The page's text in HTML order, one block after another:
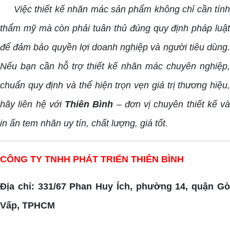
Việc thiết kế nhãn mác sản phẩm không chỉ cần tính
thẩm mỹ mà còn phải tuân thủ đúng quy định pháp luật
để đảm bảo quyền lợi doanh nghiệp và người tiêu dùng.
Nếu bạn cần hỗ trợ thiết kế nhãn mác chuyên nghiệp,
chuẩn quy định và thể hiện trọn vẹn giá trị thương hiệu,
hãy liên hệ với Thiên Bình – đơn vị chuyên thiết kế và
in ấn tem nhãn uy tín, chất lượng, giá tốt.
CÔNG TY TNHH PHÁT TRIỂN THIÊN BÌNH
Địa chỉ: 331/67 Phan Huy Ích, phường 14, quận Gò
Vấp, TPHCM